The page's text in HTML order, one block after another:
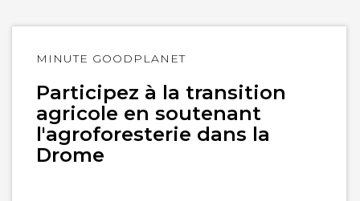
MINUTE GOODPLANET
Participez à la transition
agricole en soutenant
l'agroforesterie dans la
Drome
Lire